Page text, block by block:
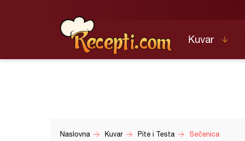
Kuvar
Naslovna Kuvar Pite i Testa Sečenica